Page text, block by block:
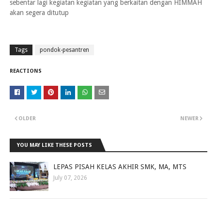
sebentar lagi kegiatan kegiatan yang berkaitan dengan HIMMAH
akan segera ditutup
Tags pondok-pesantren
REACTIONS
NEWER
OLDER
YOU MAY LIKE THESE POSTS
LEPAS PISAH KELAS AKHIR SMK, MA, MTS
July 07, 2026